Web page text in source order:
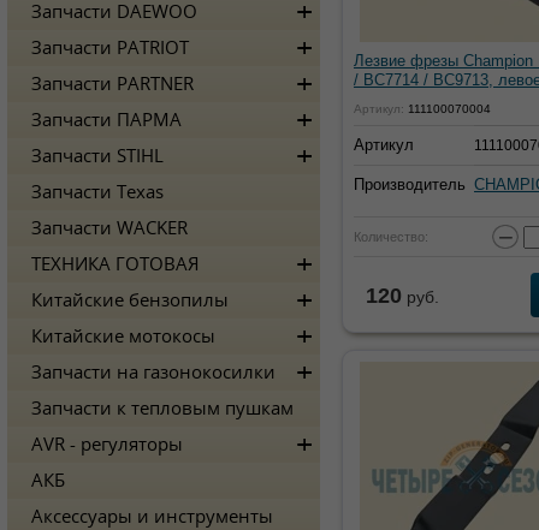
Лезвие фрезы Champion
/ BC7714 / BC9713,
Артикул: 111100070004
Артикул
Производитель
Количество: −
120 руб.
Запчасти DAEWOO
Запчасти PATRIOT
Запчасти PARTNER
Запчасти ПАРМА
Запчасти STIHL
Запчасти Texas
Запчасти WACKER
ТЕХНИКА ГОТОВАЯ
Китайские бензопилы
Китайские мотокосы
Запчасти на газонокосилки
Запчасти к тепловым пушкам
AVR - регуляторы
АКБ
Аксессуары и инструменты